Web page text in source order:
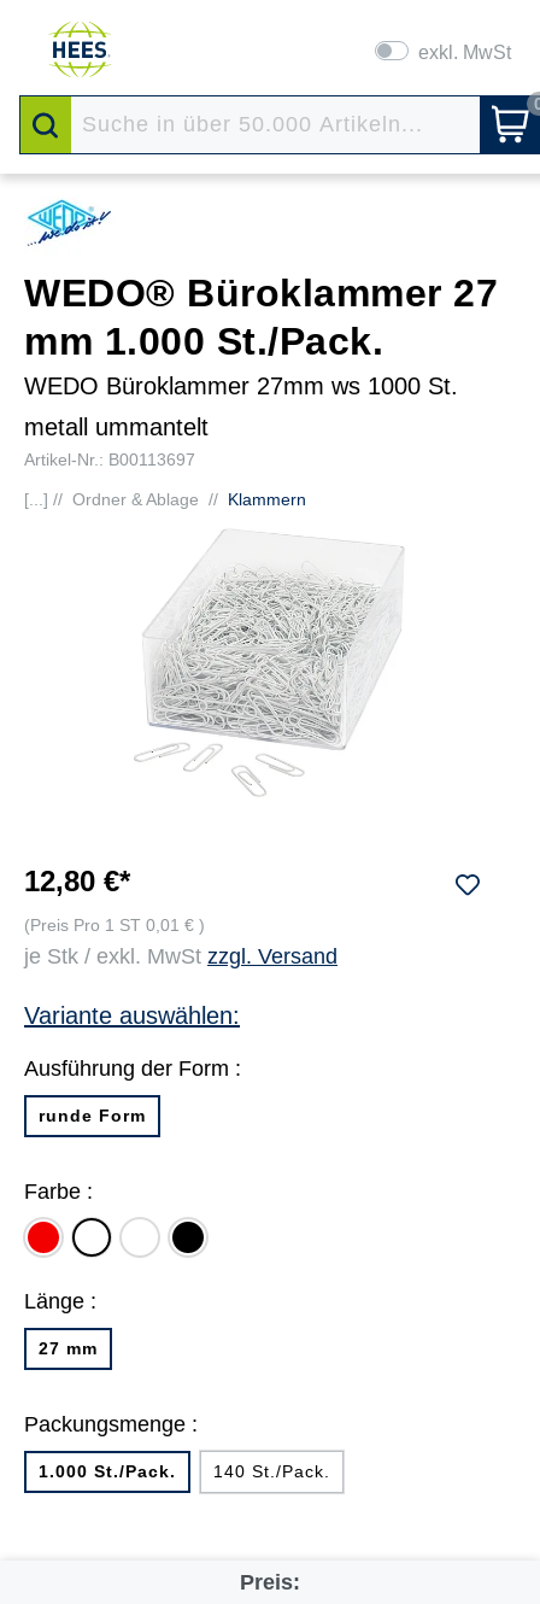
exkl. MwSt
WEDO® Büroklammer 27
mm 1.000 St./Pack.
WEDO Büroklammer 27mm ws 1000 St.
metall ummantelt
Artikel-Nr.: B00113697
[...] // Ordner & Ablage // Klammern
12,80 €*
(Preis Pro 1 ST 0,01 € )
je Stk / exkl. MwSt zzgl. Versand
Variante auswählen:
Ausführung der Form :
runde Form
Farbe :
rot weiß
farbig
sortiert
schwarz
Länge :
27 mm
Packungsmenge :
1.000 St./Pack. 140 St./Pack.
Preis: